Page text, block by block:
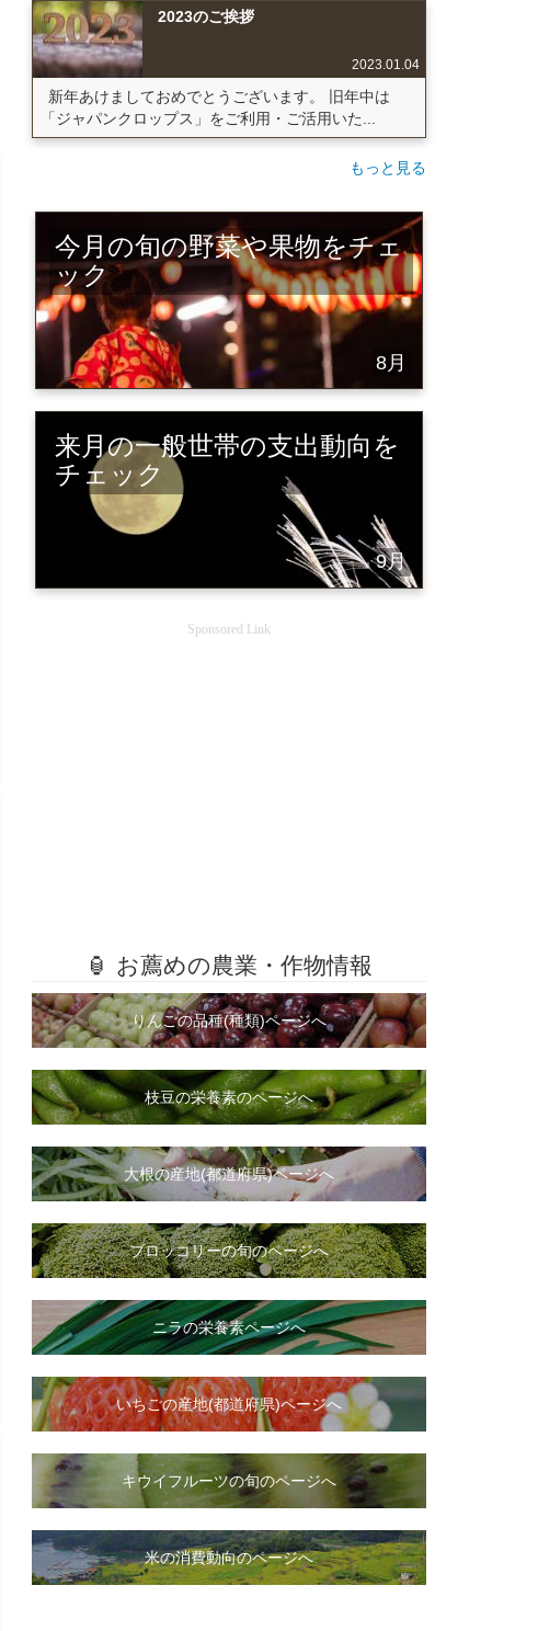
2023のご挨拶
2023.01.04
新年あけましておめでとうございます。 旧年中は
「ジャパンクロップス」をご利用・ご活用いた...
もっと見る
今月の旬の野菜や果物をチェ
ック
8月
来月の一般世帯の支出動向を
チェック
9月
Sponsored Link
🏮 お薦めの農業・作物情報
りんごの品種(種類)ページへ
枝豆の栄養素のページへ
大根の産地(都道府県)ページへ
ブロッコリーの旬のページへ
ニラの栄養素ページへ
いちごの産地(都道府県)ページへ
キウイフルーツの旬のページへ
米の消費動向のページへ